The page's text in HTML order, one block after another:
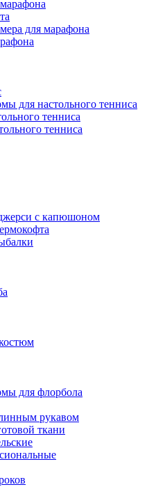
для марафона
для настольного тенниса
тенниса
тенниса
с капюшоном
для флорбола
рукавом
ткани